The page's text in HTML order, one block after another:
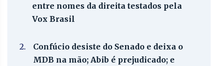
entre nomes da direita testados pela
Vox Brasil
2.
Confúcio desiste do Senado e deixa o
MDB na mão; Abib é prejudicado; e